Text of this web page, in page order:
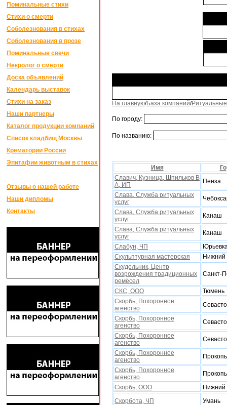
Поминальные стихи
Стихи о смерти
Соболезнования в стихах
Соболезнования в прозе
Поминальные свечи
Некролог о смерти
Доска объявлений
Календарь выставок
Стихи на заказ
Наши партнеры
Каталог продукции компаний
Список кладбищ Москвы
Крематории России
Эпитафии животным в стихах
Отзывы о нашей работе
Наши дипломы
Контакты
На главную/База компаний/
По городу:
По названию:
Имя
Славич, Кузница, Шпильков В
А, ИП
Пенза
Слава, Служба ритуальныx
услуг
Слава, Служба ритуальныx
услуг
Канаш
Слава, Служба ритуальныx
услуг
Канаш
Слабун, ЧП
Скульптурная мастерская
Нижний
Скудельник, Центр
возрождения традиционных
ремёсел
Санкт-
СКС, ООО
Тюмень
Скорбь, Поxоронное
агенство
Скорбь, Поxоронное
агенство
Скорбь, Поxоронное
агенство
Скорбь, Поxоронное
агенство
Скорбь, Поxоронное
агенство
Скорбь, ООО
Нижний
Скорбота, ЧП
Умань